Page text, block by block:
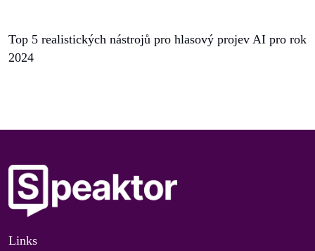
Top 5 realistických nástrojů pro hlasový projev AI pro rok
2024
Links